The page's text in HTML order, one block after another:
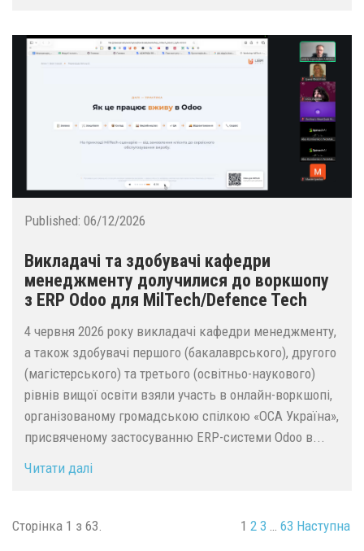
Published: 06/12/2026
Викладачі та здобувачі кафедри
менеджменту долучилися до воркшопу
з ERP Odoo для MilTech/Defence Tech
4 червня 2026 року викладачі кафедри менеджменту,
а також здобувачі першого (бакалаврського), другого
(магістерського) та третього (освітньо-наукового)
рівнів вищої освіти взяли участь в онлайн-воркшопі,
організованому громадською спілкою «ОСА Україна»,
присвяченому застосуванню ERP-системи Odoo в...
Читати далі
Сторінка 1 з 63. 1 2 3 … 63 Наступна